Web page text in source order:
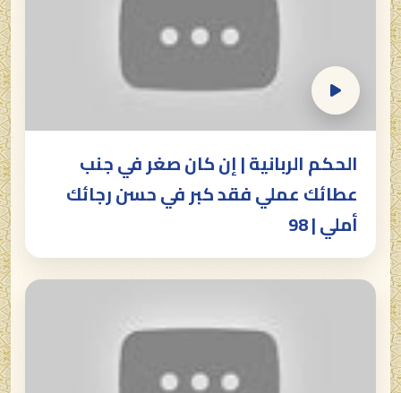
الحكم الربانية | إن كان صغر في جنب
عطائك عملي فقد كبر في حسن رجائك
أملي | 98